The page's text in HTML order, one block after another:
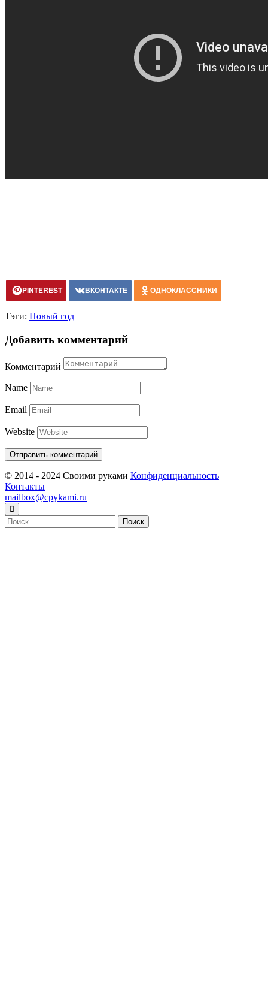
PINTEREST ВКОНТАКТЕ ОДНОКЛАССНИКИ
Тэги: Новый год
Добавить комментарий
Комментарий
Name
Email
Website
© 2014 - 2024 Своими руками Конфиденциальность
Контакты
mailbox@cpykami.ru
Найти: